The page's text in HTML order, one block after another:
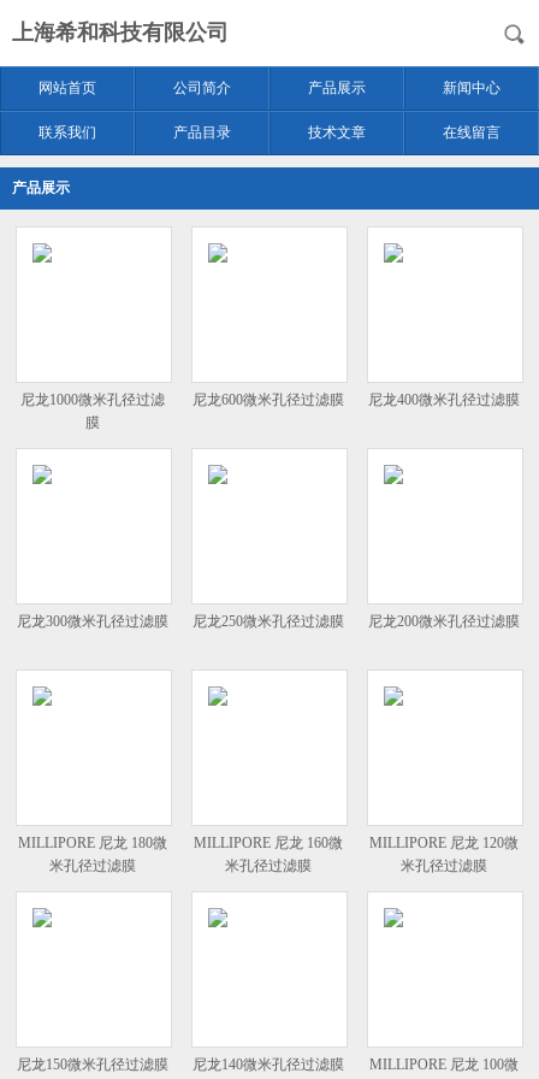
上海希和科技有限公司
网站首页 公司简介 产品展示 新闻中心
联系我们 产品目录 技术文章 在线留言
产品展示
尼龙1000微米孔径过滤
膜
尼龙600微米孔径过滤膜 尼龙400微米孔径过滤膜
尼龙300微米孔径过滤膜 尼龙250微米孔径过滤膜 尼龙200微米孔径过滤膜
MILLIPORE 尼龙 180微
米孔径过滤膜
MILLIPORE 尼龙 160微
米孔径过滤膜
MILLIPORE 尼龙 120微
米孔径过滤膜
尼龙150微米孔径过滤膜 尼龙140微米孔径过滤膜
MILLIPORE 尼龙 100微